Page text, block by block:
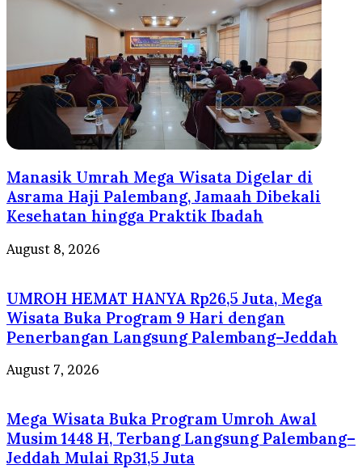
Manasik Umrah Mega Wisata Digelar di
Asrama Haji Palembang, Jamaah Dibekali
Kesehatan hingga Praktik Ibadah
August 8, 2026
UMROH HEMAT HANYA Rp26,5 Juta, Mega
Wisata Buka Program 9 Hari dengan
Penerbangan Langsung Palembang–Jeddah
August 7, 2026
Mega Wisata Buka Program Umroh Awal
Musim 1448 H, Terbang Langsung Palembang–
Jeddah Mulai Rp31,5 Juta